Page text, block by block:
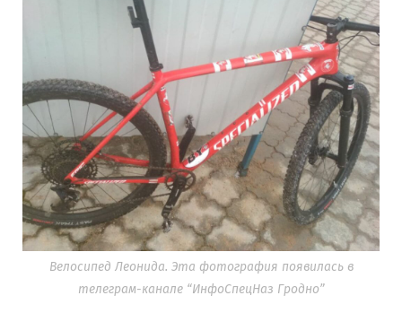
Велосипед Леонида. Эта фотография появилась в
телеграм-канале “ИнфоСпецНаз Гродно”